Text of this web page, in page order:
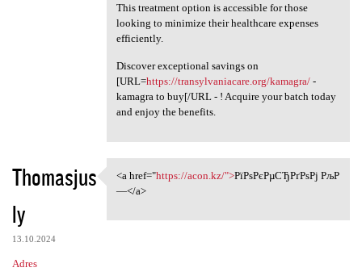
This treatment option is accessible for those
looking to minimize their healthcare expenses
efficiently.
Discover exceptional savings on
[URL=https://transylvaniacare.org/kamagra/-
kamagra to buy[/URL - ! Acquire your batch today
and enjoy the benefits.
Thomasjus
ly
13.10.2024
Adres
<a href="https://acon.kz/"
<a href="https://acon.kz/">РїРѕРєРµСЂРґРѕРј РљР
—</a>